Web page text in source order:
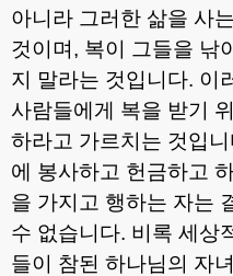
아니라 그러한 삶을 사
것이며 , 복이 그들을 낚
지 말라는 것입니다. 이
사람들에게 복을 받기
하라고 가르치는 것입
에 봉사하고 헌금하고
을 가지고 행하는 자는
수 없습니다. 비록 세상
들이 참된 하나님의 자